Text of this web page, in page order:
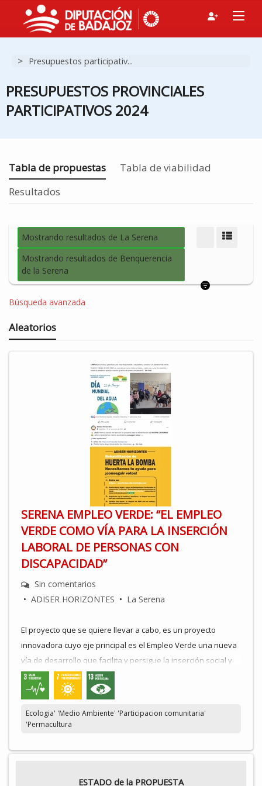
> Presupuestos participativ...
PRESUPUESTOS PROVINCIALES
PARTICIPATIVOS 2024
Estás en
Tabla de propuestas
Tabla de viabilidad
Resultados
Mostrando resultados de La Serena
Mostrando resultados de Benquerencia
de la Serena
Búsqueda avanzada
Aleatorios
SERENA EMPLEO VERDE: “EL EMPLEO
VERDE COMO VÍA PARA LA INSERCIÓN
LABORAL DE PERSONAS CON
DISCAPACIDAD”
Sin comentarios
• ADISER HORIZONTES • La Serena
El proyecto que se quiere llevar a cabo, es un proyecto
innovadora cuyo eje principal es el Empleo Verde una nueva
vía de desarrollo que facilita y persigue la inserción social y
laboral del colectivo de personas con discapacidad de
nuestra comarca. Este programa tendría 12 meses de
(finca que va a ser acondicionada y rehabilitada a través de
convocatoria 2022).
Ecologia' 'Medio Ambiente' 'Participacion comunitaria'
'Permacultura
ESTADO de la PROPUESTA